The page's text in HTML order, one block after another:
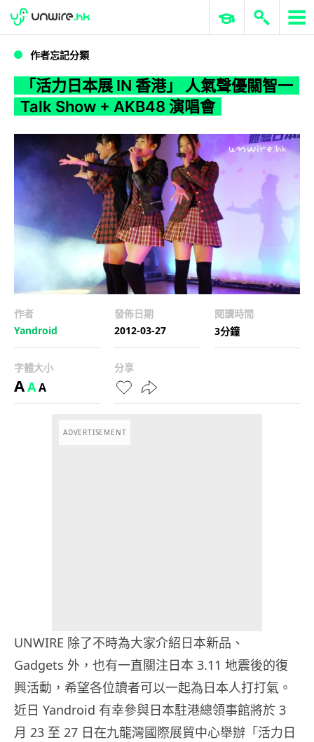
WWDC 2026 ERP 與商業 AI
作者忘記分類
「活力日本展 IN 香港」 人氣聲優關智一
Talk Show + AKB48 演唱會
作者
Yandroid
發佈日期
2012-03-27
閱讀時間
3分鐘
字體大小
AAA
分享
ADVERTISEMENT
UNWIRE 除了不時為大家介紹日本新品、
Gadgets 外，也有一直關注日本 3.11 地震後的復
興活動，希望各位讀者可以一起為日本人打打氣。
近日 Yandroid 有幸參與日本駐港總領事館將於 3
月 23 至 27 日在九龍灣國際展貿中心舉辦「活力日